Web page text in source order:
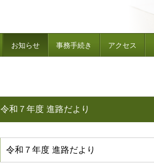
お知らせ 事務手続き アクセス
令和７年度 進路だより
令和７年度 進路だより